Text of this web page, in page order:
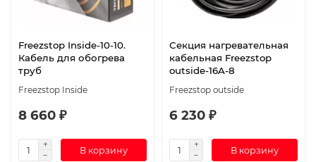
Freezstop Inside-10-10.
Кабель для обогрева
труб
Freezstop Inside
8 660 ₽
В корзину
Секция нагревательная
кабельная Freezstop
outside-16A-8
Freezstop outside
6 230 ₽
В корзину